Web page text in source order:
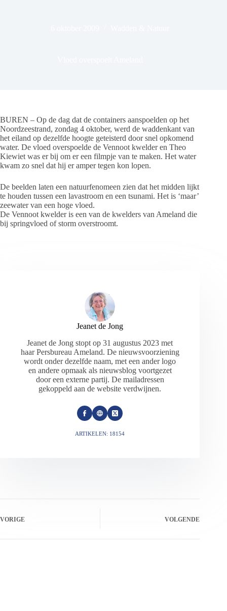
BUREN – Op de dag dat de containers aanspoelden op het
Noordzeestrand, zondag 4 oktober, werd de waddenkant van
het eiland op dezelfde hoogte geteisterd door snel opkomend
water. De vloed overspoelde de Vennoot kwelder en Theo
Kiewiet was er bij om er een filmpje van te maken. Het water
kwam zo snel dat hij er amper tegen kon lopen.
De beelden laten een natuurfenomeen zien dat het midden lijkt
te houden tussen een lavastroom en een tsunami. Het is ‘maar’
zeewater van een hoge vloed.
De Vennoot kwelder is een van de kwelders van Ameland die
bij springvloed of storm overstroomt.
Jeanet de Jong
Jeanet de Jong stopt op 31 augustus 2023 met
haar Persbureau Ameland. De nieuwsvoorziening
wordt onder dezelfde naam, met een ander logo
en andere opmaak als nieuwsblog voortgezet
door een externe partij. De mailadressen
gekoppeld aan de website verdwijnen.
ARTIKELEN: 18154
VORIGE VOLGENDE